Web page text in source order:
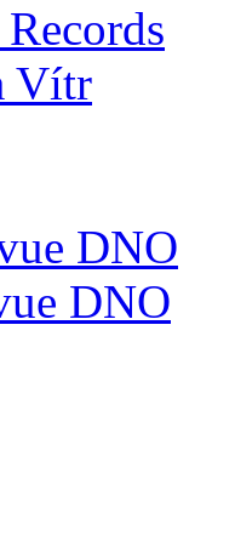
Vítr
DNO
DNO